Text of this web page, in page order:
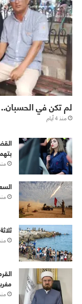
لم تكن في الحسبان..
منذ 4 أيام
منذ 4
منذ 5
منذ 5
منذ 4